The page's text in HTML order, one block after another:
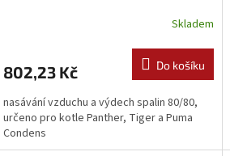
Skladem
802,23 Kč Do košíku
nasávání vzduchu a výdech spalin 80/80,
určeno pro kotle Panther, Tiger a Puma
Condens